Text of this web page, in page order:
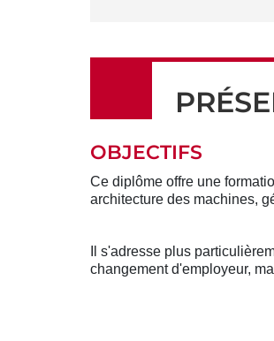
OBJECTIFS
Ce diplôme offre une
architecture des machines,
Il s'adresse plus
changement d'employeur,